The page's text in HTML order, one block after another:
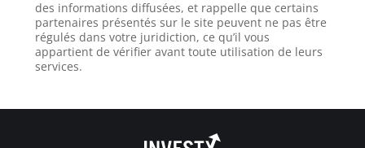
des informations diffusées, et rappelle que certains
partenaires présentés sur le site peuvent ne pas être
régulés dans votre juridiction, ce qu’il vous
appartient de vérifier avant toute utilisation de leurs
services.